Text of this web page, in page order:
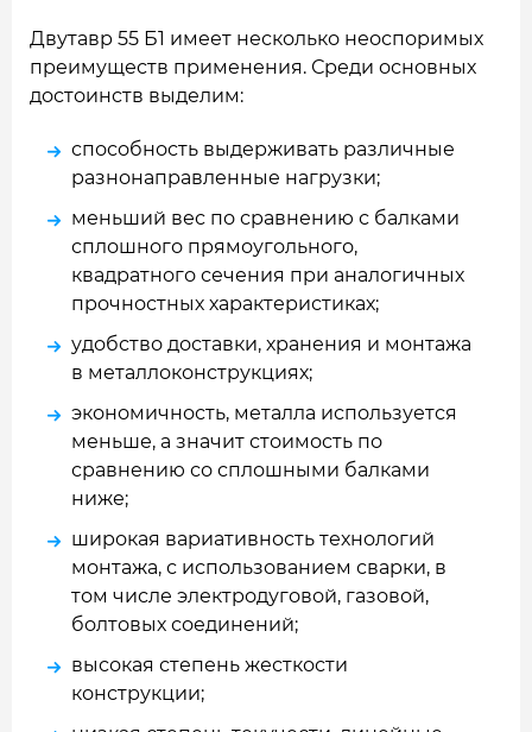
Двутавр 55 Б1 имеет несколько неоспоримых
преимуществ применения. Среди основных
достоинств выделим:
способность выдерживать различные
разнонаправленные нагрузки;
меньший вес по сравнению с балками
сплошного прямоугольного,
квадратного сечения при аналогичных
прочностных характеристиках;
удобство доставки, хранения и монтажа
в металлоконструкциях;
экономичность, металла используется
меньше, а значит стоимость по
сравнению со сплошными балками
ниже;
широкая вариативность технологий
монтажа, с использованием сварки, в
том числе электродуговой, газовой,
болтовых соединений;
высокая степень жесткости
конструкции;